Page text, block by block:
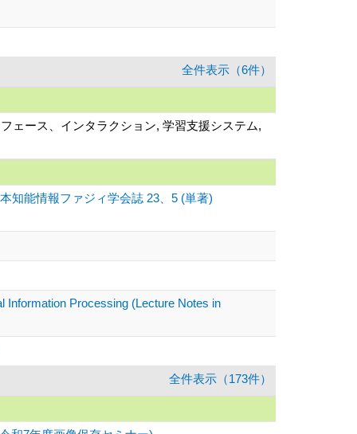
全件表示（6件）
ェース、インタラクション, 学習支援システム,
知能情報ファジィ学会誌 23、5 (単著)
Information Processing (Lecture Notes in
全件表示（173件）